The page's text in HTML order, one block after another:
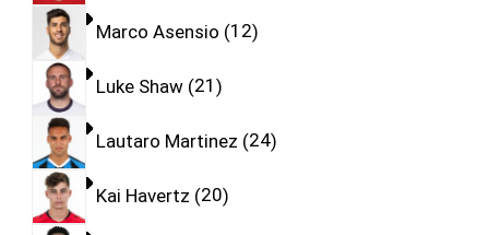
Marco Asensio 12
Luke Shaw 21
Lautaro Martinez 24
Kai Havertz 20